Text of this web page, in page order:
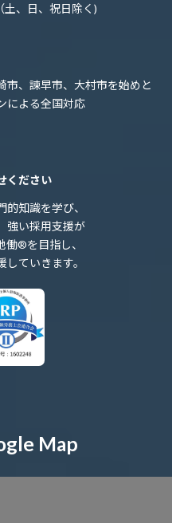
、日、祝日除く)
市、諫早市、大村市を始めと
による全国対応
ください
知識を学び、
強い採用支援が
働®を目指し、
ていきます。
Map